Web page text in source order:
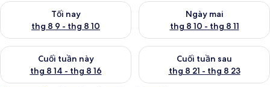
Tối nay
thg 8 9 - thg 8 10
Kiểm tra lượng phòng tối nay từ thg 8 9 - thg 8 10
Ngày mai
thg 8 10 - thg 8 11
Kiểm tra lượng phòng ngày
Cuối tuần này
thg 8 14 - thg 8 16
Kiểm tra lượng phòng cuối tuần này từ thg 8 14 - thg 8 16
Cuối tuần sau
thg 8 21 - thg 8 23
Kiểm tra lượng phòng cuối